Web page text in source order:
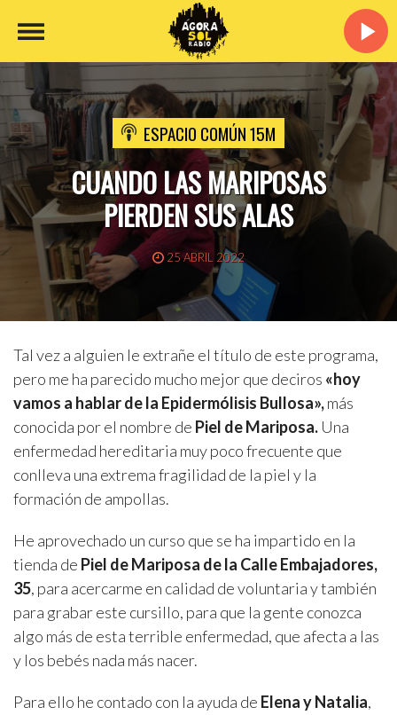
ESPACIO COMÚN 15M
CUANDO LAS MARIPOSAS
PIERDEN SUS ALAS
25 ABRIL 2022
Tal vez a alguien le extrañe el título de este programa,
pero me ha parecido mucho mejor que deciros «hoy
vamos a hablar de la Epidermólisis Bullosa»,más
conocida por el nombre de Piel de Mariposa. Una
enfermedad hereditaria muy poco frecuente que
conlleva una extrema fragilidad de la piel y la
formación de ampollas.
He aprovechado un curso que se ha impartido en la
tienda de Piel de Mariposa de la Calle Embajadores,
35, para acercarme en calidad de voluntaria y también
para grabar este cursillo, para que la gente conozca
algo más de esta terrible enfermedad, que afecta a las
y los bebés nada más nacer.
Para ello he contado con la ayuda de Elena y Natalia,